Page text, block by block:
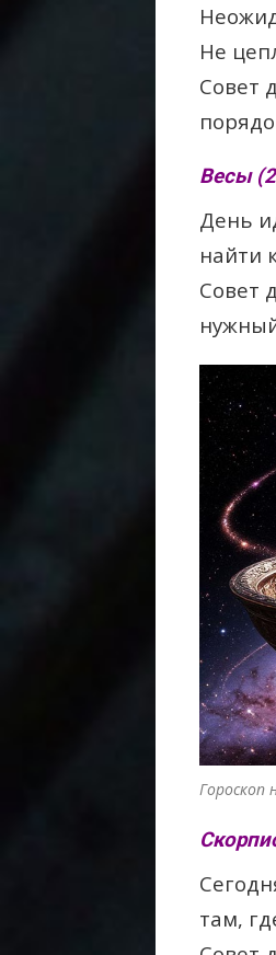
Не
Совет
Весы
День
найти
Совет
Гороскоп
там,